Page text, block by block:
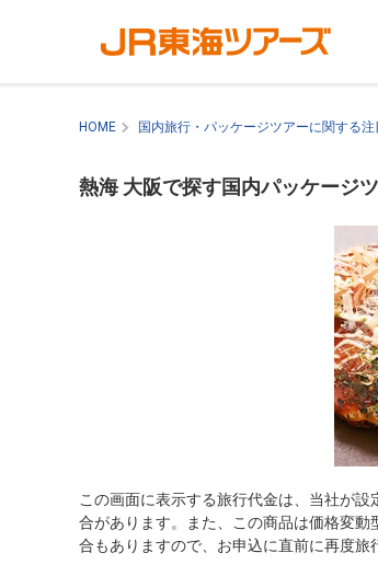
HOME 国内旅行・パッケージツアーに関する
熱海 大阪で探す国内パッケージ
この画面に表示する旅行代金は、当社が
合があります。また、この商品は価格変
合もありますので、お申込に直前に再度旅